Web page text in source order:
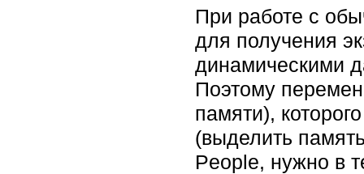
При работе с
для получения
динамическими
Поэтому
памяти),
(выделить
People, нужно в